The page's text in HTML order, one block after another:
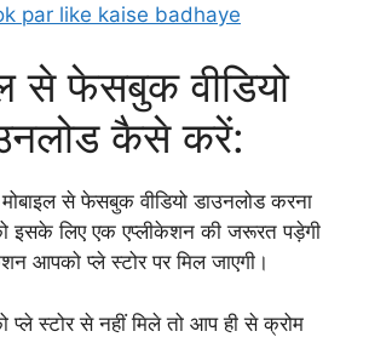
par like kaise badhaye
से फेसबुक वीडियो
कैसे करें:
से फेसबुक वीडियो डाउनलोड करना
इसके लिए एक एप्लीकेशन की जरूरत पड़ेगी
आपको प्ले स्टोर पर मिल जाएगी।
स्टोर से नहीं मिले तो आप ही से क्रोम